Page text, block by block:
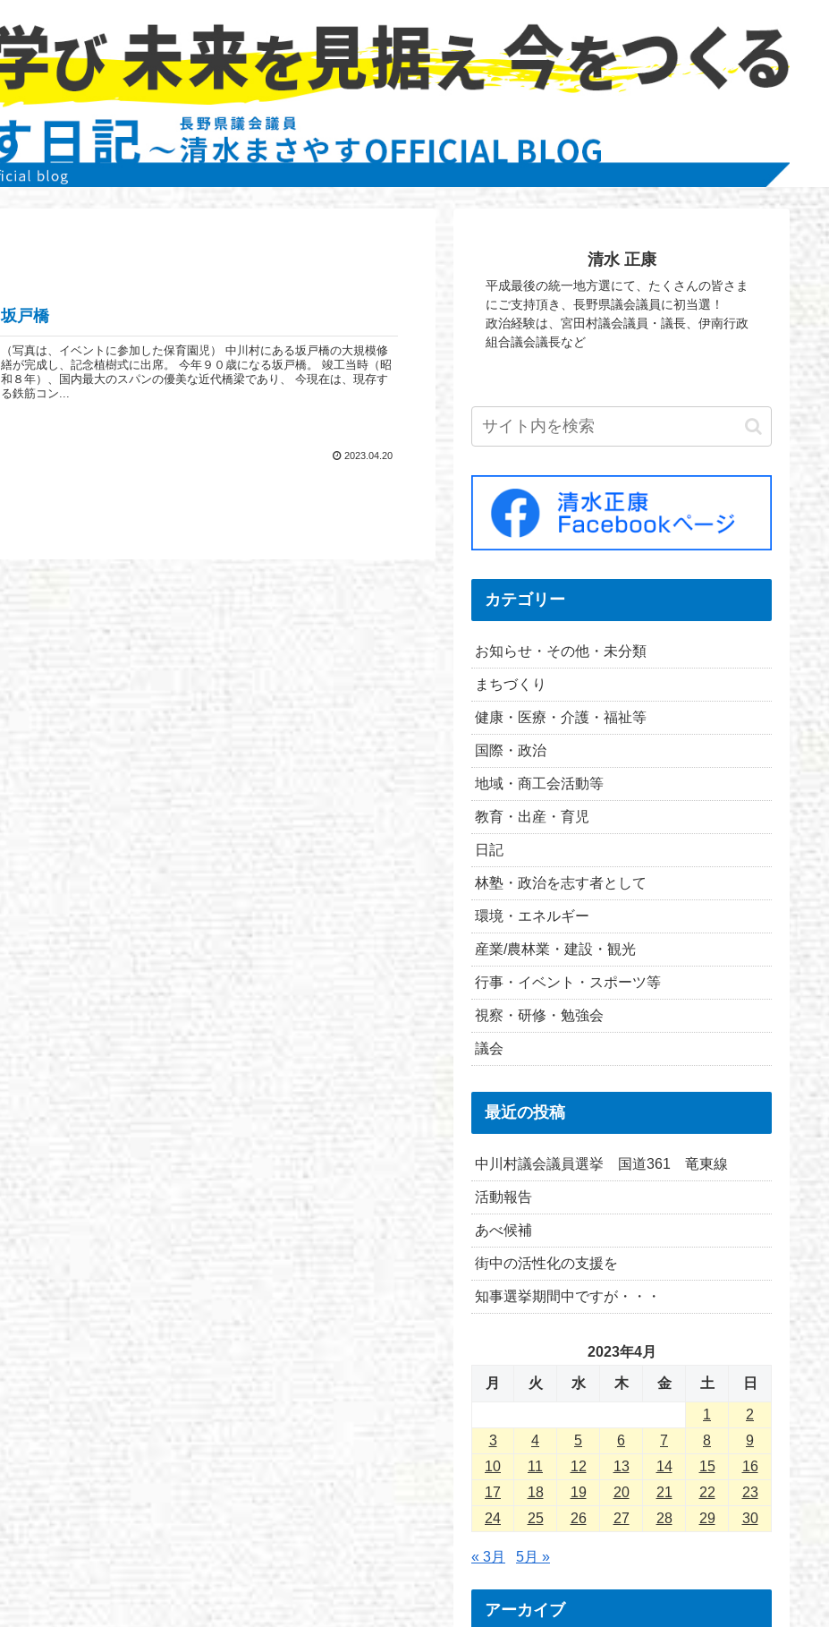
坂戸橋
（写真は、イベントに参加した保育園児） 中川村にある坂戸橋の大規模修
繕が完成し、記念植樹式に出席。 今年９０歳になる坂戸橋。 竣工当時（昭
和８年）、国内最大のスパンの優美な近代橋梁であり、 今現在は、現存す
る鉄筋コン...
2023.04.20
清水 正康
平成最後の統一地方選にて、たくさんの皆さま
にご支持頂き、長野県議会議員に初当選！
政治経験は、宮田村議会議員・議長、伊南行政
組合議会議長など
カテゴリー
お知らせ・その他・未分類
まちづくり
健康・医療・介護・福祉等
国際・政治
地域・商工会活動等
教育・出産・育児
日記
林塾・政治を志す者として
環境・エネルギー
産業/農林業・建設・観光
行事・イベント・スポーツ等
視察・研修・勉強会
議会
最近の投稿
中川村議会議員選挙 国道361 竜東線
活動報告
あべ候補
街中の活性化の支援を
知事選挙期間中ですが・・・
2023年4月
月 火 水 木 金 土 日
1
2
3
4 5 6 7 8
9
10
11 12 13 14 15
16
17
18 19 20 21 22
23
24
25 26 27 28 29 30
« 3月 5月 »
アーカイブ